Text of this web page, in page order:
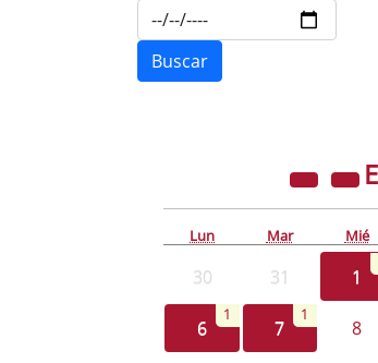
Lun Mar Mié
30 31 1
6
1
7
1
8